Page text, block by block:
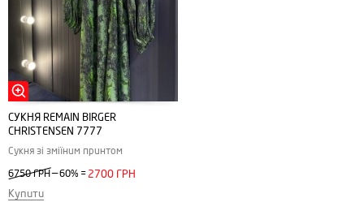
СУКНЯ REMAIN BIRGER
CHRISTENSEN 7777
Сукня зі зміїним принтом
6750 ГРН —60% = 2700 ГРН
Купити